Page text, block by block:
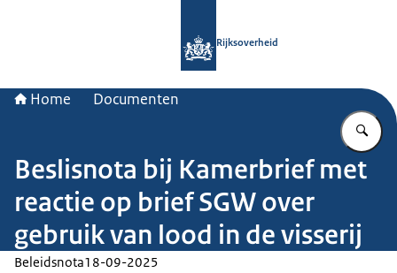
Rijksoverheid
Home Documenten
Beslisnota bij Kamerbrief met
reactie op brief SGW over
gebruik van lood in de visserij
Beleidsnota18-09-2025